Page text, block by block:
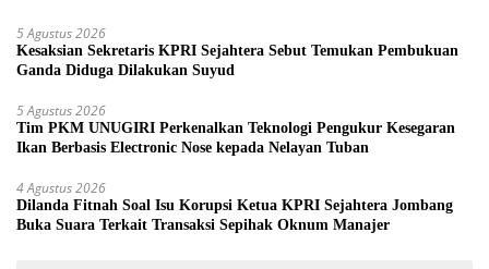
5 Agustus 2026
Kesaksian Sekretaris KPRI Sejahtera Sebut Temukan Pembukuan
Ganda Diduga Dilakukan Suyud
5 Agustus 2026
Tim PKM UNUGIRI Perkenalkan Teknologi Pengukur Kesegaran
Ikan Berbasis Electronic Nose kepada Nelayan Tuban
4 Agustus 2026
Dilanda Fitnah Soal Isu Korupsi Ketua KPRI Sejahtera Jombang
Buka Suara Terkait Transaksi Sepihak Oknum Manajer